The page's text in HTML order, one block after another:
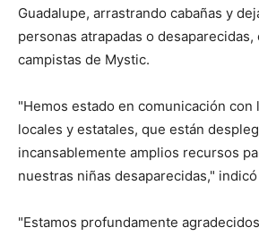
Guadalupe, arrastrando cabañas y
personas atrapadas o
campistas de Mystic.
"Hemos estado en comunicación con
locales y estatales, que están
incansablemente amplios recursos
nuestras niñas desaparecidas,"
"Estamos profundamente